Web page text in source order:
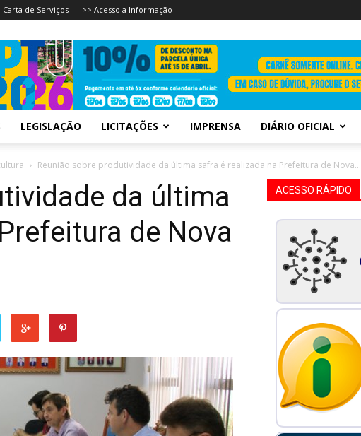
Carta de Serviços >> Acesso a Informação
LEGISLAÇÃO LICITAÇÕES IMPRENSA DIÁRIO OFICIAL
Reunião sobre produtividade da última safra é realizada na Prefeitura de Nova...
da última
de Nova
ACESSO RÁPIDO